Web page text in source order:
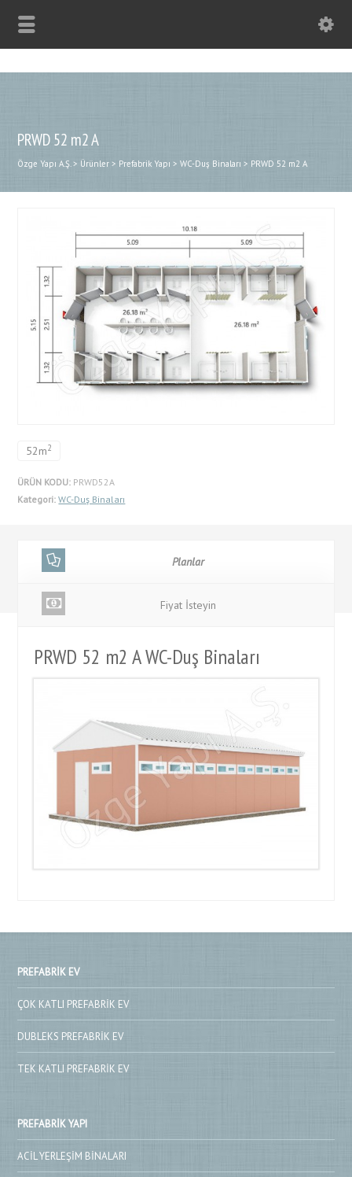
PRWD 52 m2 A
Özge Yapı A.Ş.> Ürünler > Prefabrik Yapı >WC-Duş Binaları > PRWD 52 m2 A
52m2
ÜRÜN KODU: PRWD52A
Kategori: WC-Duş Binaları
Planlar
Fiyat İsteyin
PRWD 52 m2 A WC-Duş Binaları
PREFABRIK EV
ÇOK KATLI PREFABRIK EV
DUBLEKS PREFABRIK EV
TEK KATLI PREFABRIK EV
PREFABRIK YAPI
ACIL YERLEŞIM BINALARI